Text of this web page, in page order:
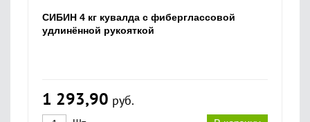
СИБИН 4 кг кувалда с фиберглассовой
удлинённой рукояткой
1 293,90 руб.